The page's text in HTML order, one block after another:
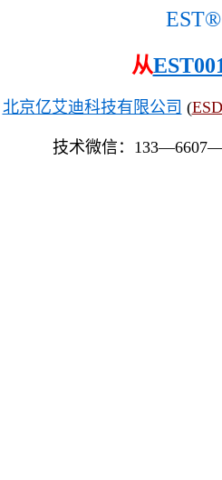
EST®
从
北京亿艾迪科技有限公司 (
技术微信：